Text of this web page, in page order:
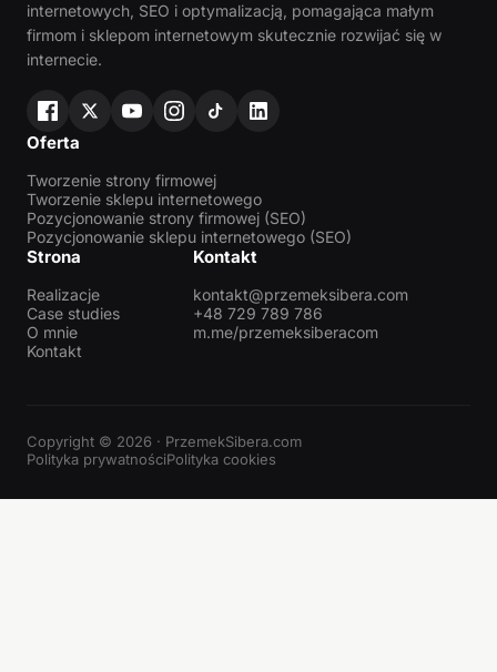
internetowych, SEO i optymalizacją, pomagająca małym
firmom i sklepom internetowym skutecznie rozwijać się w
internecie.
Oferta
Tworzenie strony firmowej
Tworzenie sklepu internetowego
Pozycjonowanie strony firmowej (SEO)
Pozycjonowanie sklepu internetowego (SEO)
Strona
Realizacje
Case studies
O mnie
Kontakt
Kontakt
kontakt@przemeksibera.com
+48 729 789 786
m.me/przemeksiberacom
Copyright © 2026 · PrzemekSibera.com
Polityka prywatnościPolityka cookies